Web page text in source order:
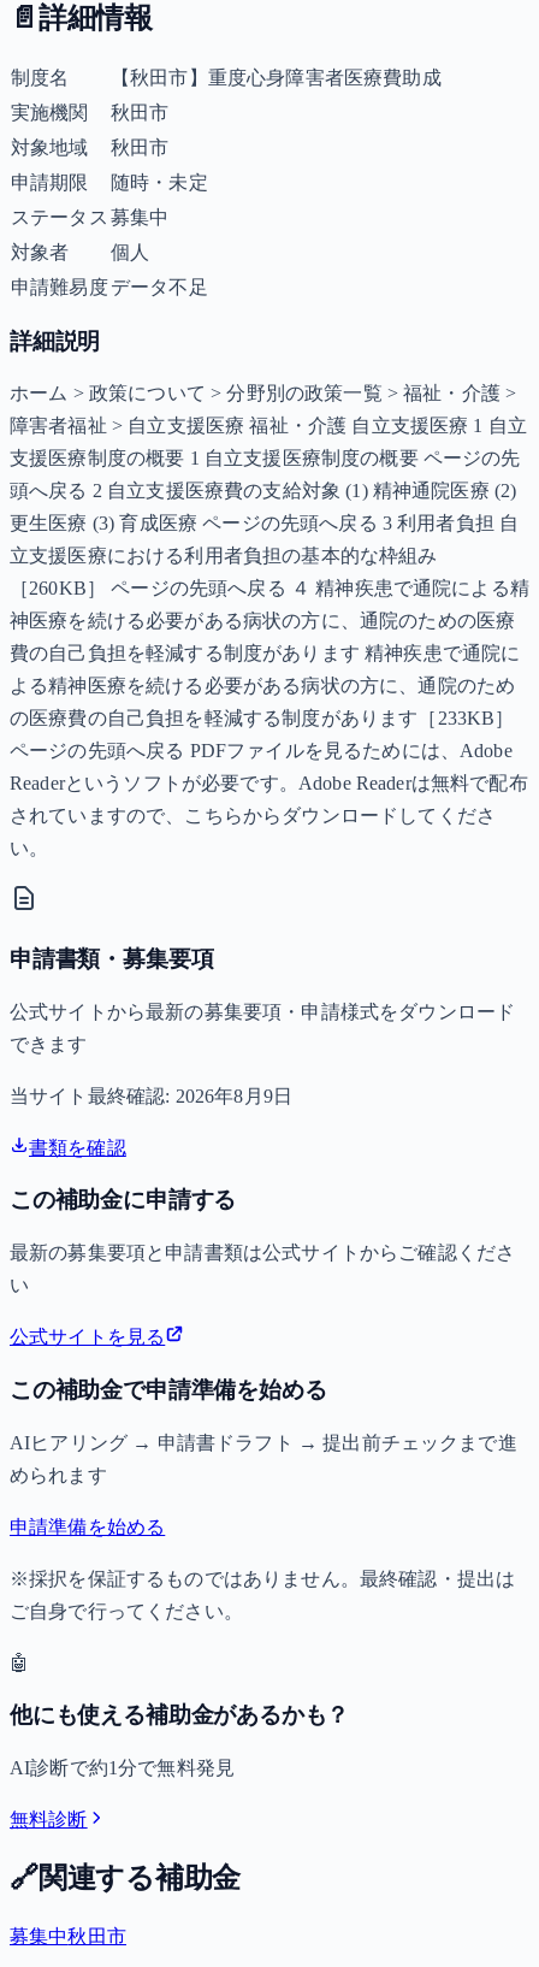
📄 詳細情報
制度名
【秋田市】重度心身障害者医療費助成
実施機関
秋田市
対象地域
秋田市
申請期限
随時・未定
ステータス 募集中
対象者
個人
申請難易度データ不足
詳細説明
ホーム > 政策について > 分野別の政策一覧 > 福祉・介護 >
障害者福祉 > 自立支援医療 福祉・介護 自立支援医療 1 自立
支援医療制度の概要 1 自立支援医療制度の概要 ページの先
頭へ戻る 2 自立支援医療費の支給対象 (1) 精神通院医療 (2)
更生医療 (3) 育成医療 ページの先頭へ戻る 3 利用者負担 自
立支援医療における利用者負担の基本的な枠組み
［260KB］ ページの先頭へ戻る ４ 精神疾患で通院による精
神医療を続ける必要がある病状の方に、通院のための医療
費の自己負担を軽減する制度があります 精神疾患で通院に
よる精神医療を続ける必要がある病状の方に、通院のため
の医療費の自己負担を軽減する制度があります［233KB］
ページの先頭へ戻る PDFファイルを見るためには、Adobe
Readerというソフトが必要です。Adobe Readerは無料で配布
されていますので、こちらからダウンロードしてくださ
い。
申請書類・募集要項
公式サイトから最新の募集要項・申請様式をダウンロード
できます
当サイト最終確認: 2026年8月9日
書類を確認
この補助金に申請する
最新の募集要項と申請書類は公式サイトからご確認くださ
い
公式サイトを見る
この補助金で申請準備を始める
AIヒアリング → 申請書ドラフト → 提出前チェックまで進
められます
申請準備を始める
※採択を保証するものではありません。最終確認・提出は
ご自身で行ってください。
🤖
他にも使える補助金があるかも？
AI診断で約1分で無料発見
無料診断
🔗関連する補助金
募集中秋田市